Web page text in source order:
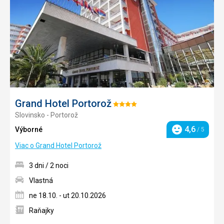
Grand Hotel PortorožHodnotenie:
Slovinsko - Portorož
Výborné
Hodnotenie
4,6 / 5
Viac o Grand Hotel Portorož
3 dni / 2 noci
Vlastná
ne 18.10. - ut 20.10.2026
Raňajky